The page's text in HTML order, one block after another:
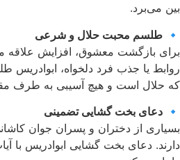
بین می‌برد.
🔹 طلسم محبت حلال و شرعی
برای بازگشت معشوق، افزایش علاقه
روابط یا جذب فرد دلخواه،
که حلال است و هیچ آسیبی به طرف
🔹 دعای بخت گشایی تضمینی
بسیاری از دختران و پسران جوان
دارند. دعای بخت گشایی ابوادریس با